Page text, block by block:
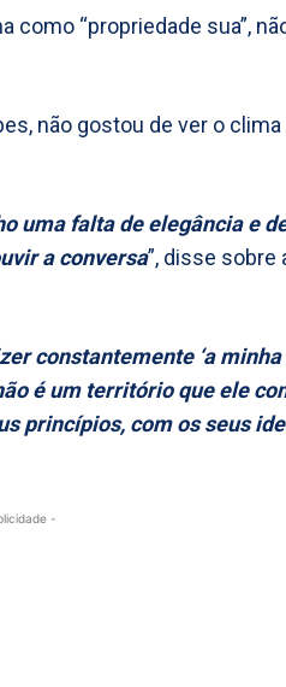
como “propriedade sua”,
não gostou de ver o
uma falta de elegância e
a conversa”, disse sobre
constantemente ‘a
é um território que ele
princípios, com os seus
-